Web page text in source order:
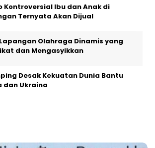
Kontroversial Ibu dan Anak di
Ternyata Akan Dijual
Olahraga Dinamis yang
dan Mengasyikkan
Desak Kekuatan Dunia Bantu
dan Ukraina